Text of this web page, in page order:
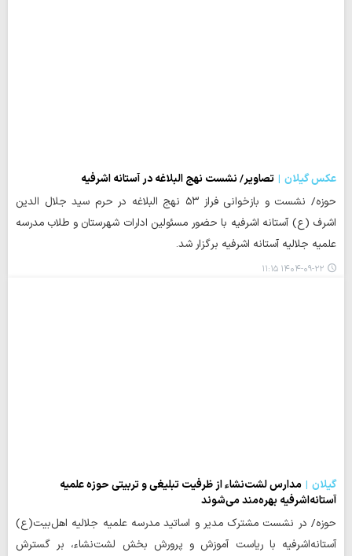
عکس گیلان
تصاویر/ نشست نهج البلاغه در آستانه اشرفیه
حوزه/ نشست و بازخوانی فراز ۵۳ نهج البلاغه در حرم سید جلال الدین
اشرف (ع) آستانه اشرفیه با حضور مسئولین ادارات شهرستان و طلاب مدرسه
علمیه جلالیه آستانه اشرفیه برگزار شد.
۱۴۰۴-۰۹-۲۲ ۱۱:۱۵
گیلان
مدارس لشت‌نشاء از ظرفیت تبلیغی و تربیتی حوزه علمیه
آستانه‌اشرفیه بهره‌مند می‌شوند
حوزه/ در نشست مشترک مدیر و اساتید مدرسه علمیه جلالیه اهل‌بیت(ع)
آستانه‌اشرفیه با ریاست آموزش و پرورش بخش لشت‌نشاء، بر گسترش